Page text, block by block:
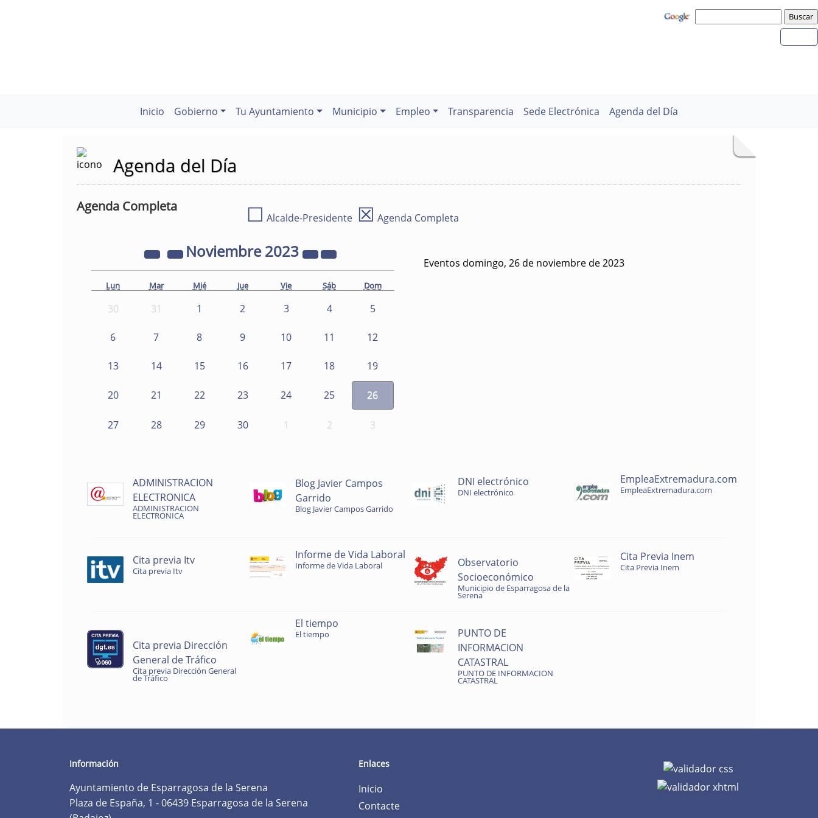
Inicio Gobierno Tu Ayuntamiento Municipio Empleo Transparencia Sede Electrónica Agenda del Día
Agenda del Día
Agenda Completa ☐ Alcalde-Presidente ☒ Agenda Completa
Noviembre2023
Lun Mar Mié Jue Vie Sáb Dom
30 31 1 2 3 4 5
6 7 8 9 10 11 12
13 14 15 16 17 18 19
20 21 22 23 24 25 26
27 28 29 30 1 2 3
Eventos domingo, 26 de noviembre de 2023
ADMINISTRACION
ELECTRONICA
ADMINISTRACION
ELECTRONICA
Blog Javier Campos
Garrido
Blog Javier Campos Garrido
DNI electrónico
DNI electrónico
EmpleaExtremadura.com
EmpleaExtremadura.com
Cita previa Itv
Cita previa Itv
Informe de Vida Laboral
Informe de Vida Laboral
Observatorio
Socioeconómico
Municipio de Esparragosa de la
Serena
Cita Previa Inem
Cita Previa Inem
Cita previa Dirección
General de Tráfico
Cita previa Dirección General
de Tráfico
El tiempo
El tiempo
PUNTO DE
INFORMACION
CATASTRAL
PUNTO DE INFORMACION
CATASTRAL
Información
Ayuntamiento de Esparragosa de la Serena
Plaza de España, 1 - 06439 Esparragosa de la Serena
Enlaces
Inicio
Contacte